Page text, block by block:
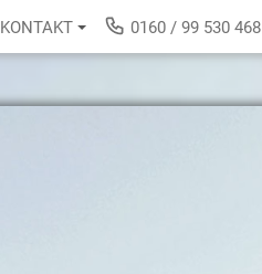
KONTAKT 0160 / 99 530 468